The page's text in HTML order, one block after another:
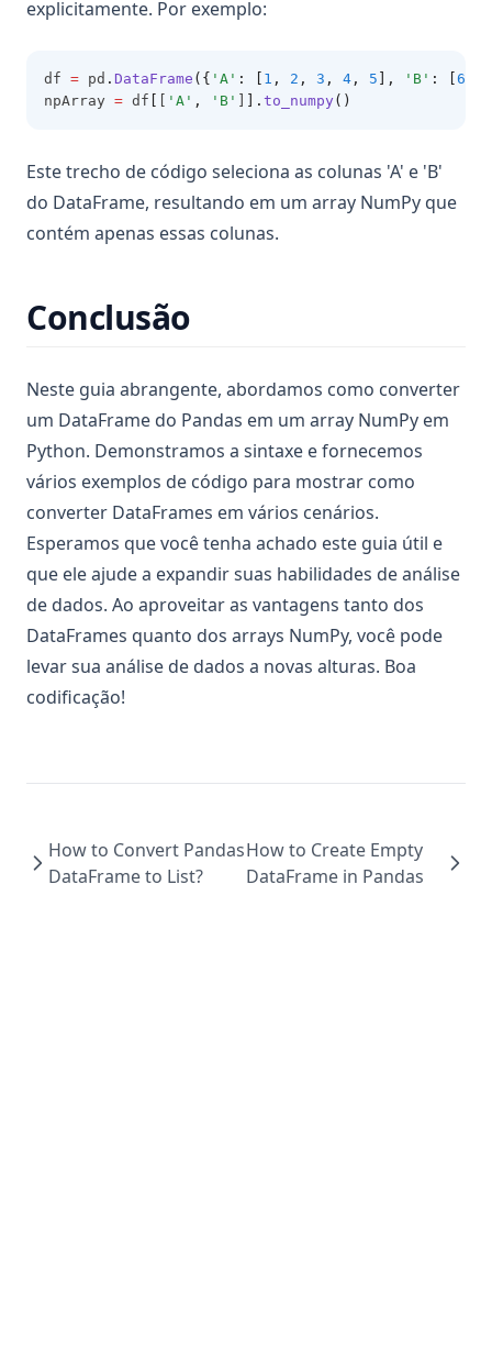
explicitamente. Por exemplo:
df = pd . DataFrame ({ 'A' : [ 1 , 2 , 3 , 4 , 5 ], 'B' : [ 6
npArray = df 'A' , 'B' ]. to_numpy ()
Este trecho de código seleciona as colunas 'A' e 'B'
do DataFrame, resultando em um array NumPy que
contém apenas essas colunas.
Conclusão
Neste guia abrangente, abordamos como converter
um DataFrame do Pandas em um array NumPy em
Python. Demonstramos a sintaxe e fornecemos
vários exemplos de código para mostrar como
converter DataFrames em vários cenários.
Esperamos que você tenha achado este guia útil e
que ele ajude a expandir suas habilidades de análise
de dados. Ao aproveitar as vantagens tanto dos
DataFrames quanto dos arrays NumPy, você pode
levar sua análise de dados a novas alturas. Boa
codificação!
How to Convert Pandas
DataFrame to List?
How to Create Empty
DataFrame in Pandas